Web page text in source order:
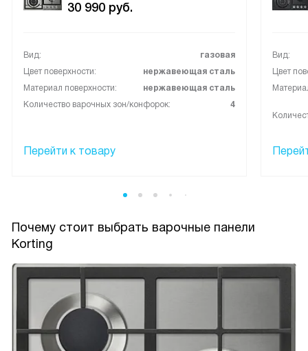
30 990 руб.
Вид:
газовая
Цвет поверхности:
нержавеющая сталь
Материал поверхности:
нержавеющая сталь
Количество варочных зон/конфорок:
4
Перейти к товару
Вид:
Цвет
Почему стоит выбрать варочные панели
Korting